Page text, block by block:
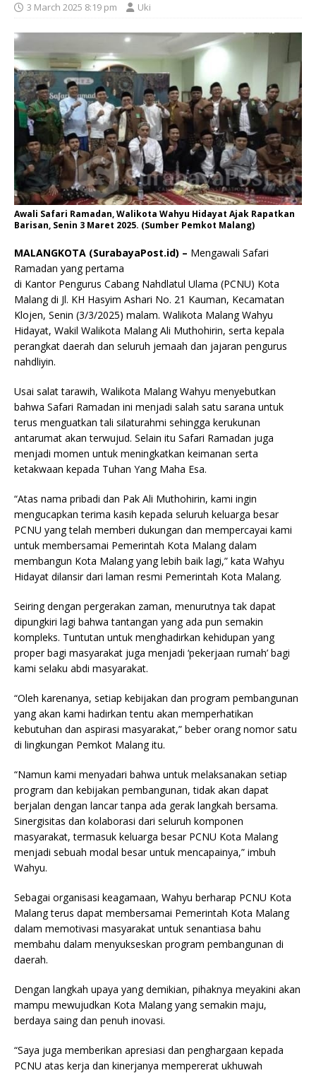
3 March 2025 8:19 pm Uki
Awali Safari Ramadan, Walikota Wahyu Hidayat Ajak Rapatkan
Barisan, Senin 3 Maret 2025. (Sumber Pemkot Malang)
MALANGKOTA (SurabayaPost.id) – Mengawali Safari
Ramadan yang pertama
di Kantor Pengurus Cabang Nahdlatul Ulama (PCNU) Kota
Malang di Jl. KH Hasyim Ashari No. 21 Kauman, Kecamatan
Klojen, Senin (3/3/2025) malam. Walikota Malang Wahyu
Hidayat, Wakil Walikota Malang Ali Muthohirin, serta kepala
perangkat daerah dan seluruh jemaah dan jajaran pengurus
nahdliyin.
Usai salat tarawih, Walikota Malang Wahyu menyebutkan
bahwa Safari Ramadan ini menjadi salah satu sarana untuk
terus menguatkan tali silaturahmi sehingga kerukunan
antarumat akan terwujud. Selain itu Safari Ramadan juga
menjadi momen untuk meningkatkan keimanan serta
ketakwaan kepada Tuhan Yang Maha Esa.
“Atas nama pribadi dan Pak Ali Muthohirin, kami ingin
mengucapkan terima kasih kepada seluruh keluarga besar
PCNU yang telah memberi dukungan dan mempercayai kami
untuk membersamai Pemerintah Kota Malang dalam
membangun Kota Malang yang lebih baik lagi,” kata Wahyu
Hidayat dilansir dari laman resmi Pemerintah Kota Malang.
Seiring dengan pergerakan zaman, menurutnya tak dapat
dipungkiri lagi bahwa tantangan yang ada pun semakin
kompleks. Tuntutan untuk menghadirkan kehidupan yang
proper bagi masyarakat juga menjadi ‘pekerjaan rumah’ bagi
kami selaku abdi masyarakat.
“Oleh karenanya, setiap kebijakan dan program pembangunan
yang akan kami hadirkan tentu akan memperhatikan
kebutuhan dan aspirasi masyarakat,” beber orang nomor satu
di lingkungan Pemkot Malang itu.
“Namun kami menyadari bahwa untuk melaksanakan setiap
program dan kebijakan pembangunan, tidak akan dapat
berjalan dengan lancar tanpa ada gerak langkah bersama.
Sinergisitas dan kolaborasi dari seluruh komponen
masyarakat, termasuk keluarga besar PCNU Kota Malang
menjadi sebuah modal besar untuk mencapainya,” imbuh
Wahyu.
Sebagai organisasi keagamaan, Wahyu berharap PCNU Kota
Malang terus dapat membersamai Pemerintah Kota Malang
dalam memotivasi masyarakat untuk senantiasa bahu
membahu dalam menyukseskan program pembangunan di
daerah.
Dengan langkah upaya yang demikian, pihaknya meyakini akan
mampu mewujudkan Kota Malang yang semakin maju,
berdaya saing dan penuh inovasi.
“Saya juga memberikan apresiasi dan penghargaan kepada
PCNU atas kerja dan kinerjanya mempererat ukhuwah